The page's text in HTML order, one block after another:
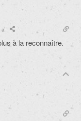
à la reconnaître.